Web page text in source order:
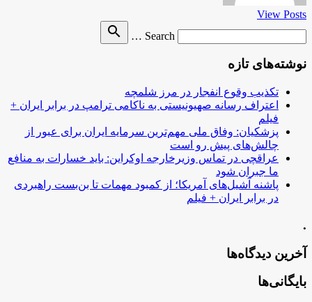
View Posts
Search …
search
نوشته‌های تازه
تکذیب وقوع انفجار در مرز شلمچه
اعتراف رسانه صهیونیستی به ناکامی ترامپ در برابر ایران +
فیلم
پزشکیان: وفاق ملی مهم‌ترین سرمایه ایران برای عبور از
چالش‌های پیش رو است
عراقچی در تماس وزیرخارجه اوکراین: باید خسارات به منافع
ما جبران شود
پاشنه آشیل‌های آمریکا؛ از کمبود مهمات تا بن‌بست راهبردی
در برابر ایران + فیلم
.
آخرین دیدگاه‌ها
بایگانی‌ها